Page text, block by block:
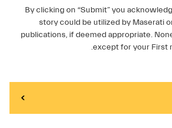
By clicking on “Submit” you
story could be utilized by Maserati
publications, if deemed appropriate.
except for your First